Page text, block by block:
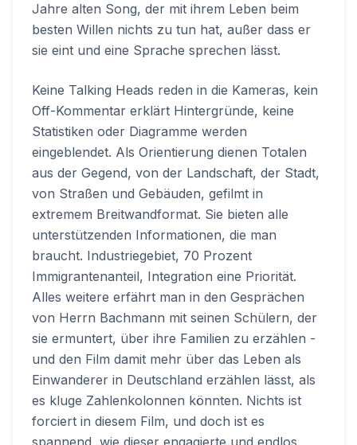
Jahre alten Song, der mit ihrem Leben beim
besten Willen nichts zu tun hat, außer dass er
sie eint und eine Sprache sprechen lässt.
Keine Talking Heads reden in die Kameras, kein
Off-Kommentar erklärt Hintergründe, keine
Statistiken oder Diagramme werden
eingeblendet. Als Orientierung dienen Totalen
aus der Gegend, von der Landschaft, der Stadt,
von Straßen und Gebäuden, gefilmt in
extremem Breitwandformat. Sie bieten alle
unterstützenden Informationen, die man
braucht. Industriegebiet, 70 Prozent
Immigrantenanteil, Integration eine Priorität.
Alles weitere erfährt man in den Gesprächen
von Herrn Bachmann mit seinen Schülern, der
sie ermuntert, über ihre Familien zu erzählen -
und den Film damit mehr über das Leben als
Einwanderer in Deutschland erzählen lässt, als
es kluge Zahlenkolonnen könnten. Nichts ist
forciert in diesem Film, und doch ist es